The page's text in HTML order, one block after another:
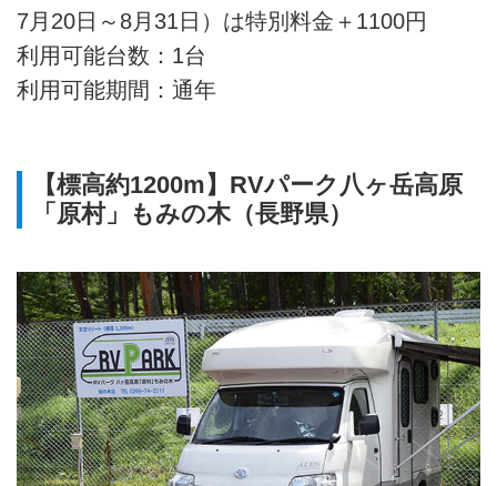
7月20日～8月31日）は特別料金＋1100円
利用可能台数：1台
利用可能期間：通年
【標高約1200m】RVパーク八ヶ岳高原
「原村」もみの木（長野県）